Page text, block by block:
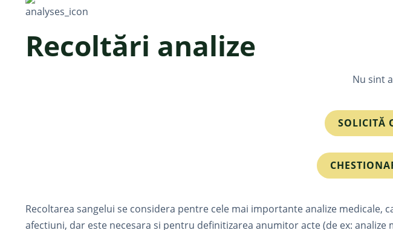
Recoltări analize
Nu sint
SOLICITĂ
Recoltarea sangelui se considera pentre cele mai importante analize
afectiuni, dar este necesara si pentru definitizarea anumitor acte (de ex: